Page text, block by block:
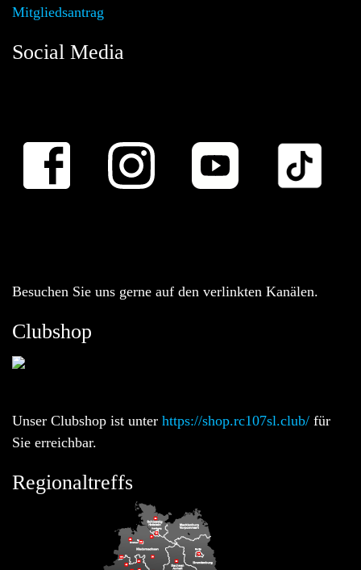
Mitgliedsantrag
Social Media
Besuchen Sie uns gerne auf den verlinkten Kanälen.
Clubshop
Unser Clubshop ist unter https://shop.rc107sl.club/ für
Sie erreichbar.
Regionaltreffs